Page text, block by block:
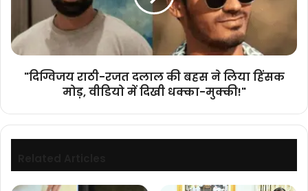
लिया
हिंसक
वीडियो
धक्का-
मुक्की!"
"दिग्विजय राठी-रजत दलाल की बहस ने लिया हिंसक
मोड़, वीडियो में दिखी धक्का-मुक्की!"